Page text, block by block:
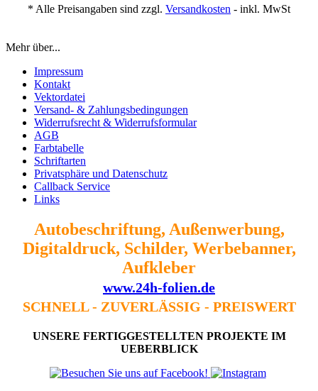
* Alle Preisangaben sind zzgl. Versandkosten - inkl. MwSt
Mehr über...
Impressum
Kontakt
Vektordatei
Versand- & Zahlungsbedingungen
Widerrufsrecht & Widerrufsformular
AGB
Farbtabelle
Schriftarten
Privatsphäre und Datenschutz
Callback Service
Links
Autobeschriftung, Außenwerbung,
Digitaldruck, Schilder, Werbebanner,
Aufkleber
www.24h-folien.de
SCHNELL - ZUVERLÄSSIG - PREISWERT
UNSERE FERTIGGESTELLTEN PROJEKTE IM
UEBERBLICK